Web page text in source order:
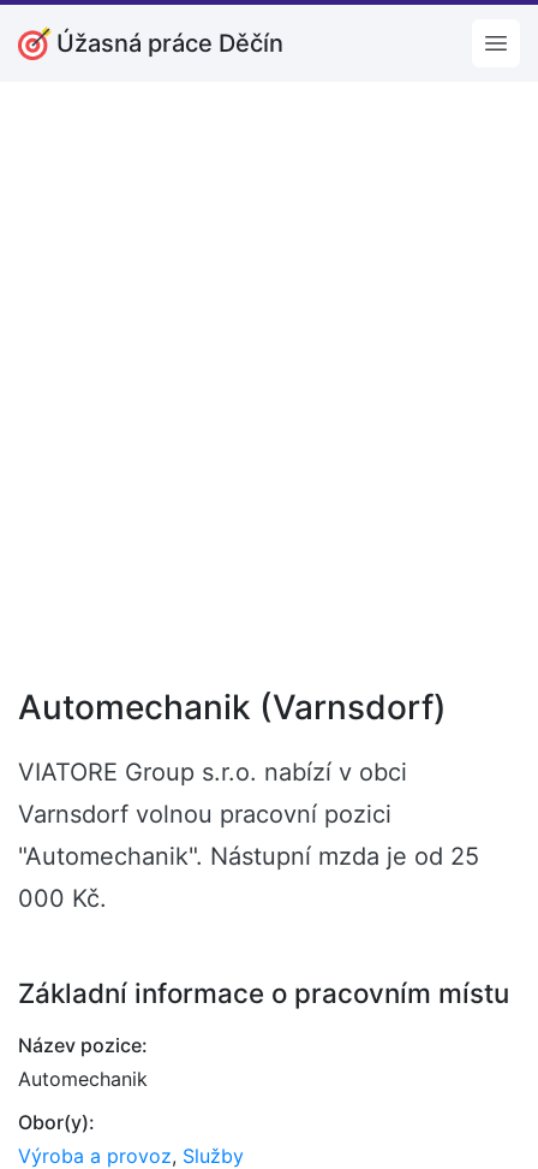
Úžasná práce Děčín
Automechanik (Varnsdorf)
VIATORE Group s.r.o. nabízí v obci
Varnsdorf volnou pracovní pozici
"Automechanik". Nástupní mzda je od 25
000 Kč.
Základní informace o pracovním místu
Název pozice:
Automechanik
Obor(y):
Výroba a provoz, Služby